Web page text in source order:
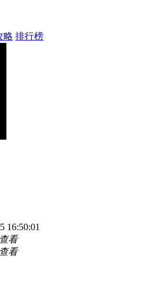
略 排行榜
16:50:01
看
看